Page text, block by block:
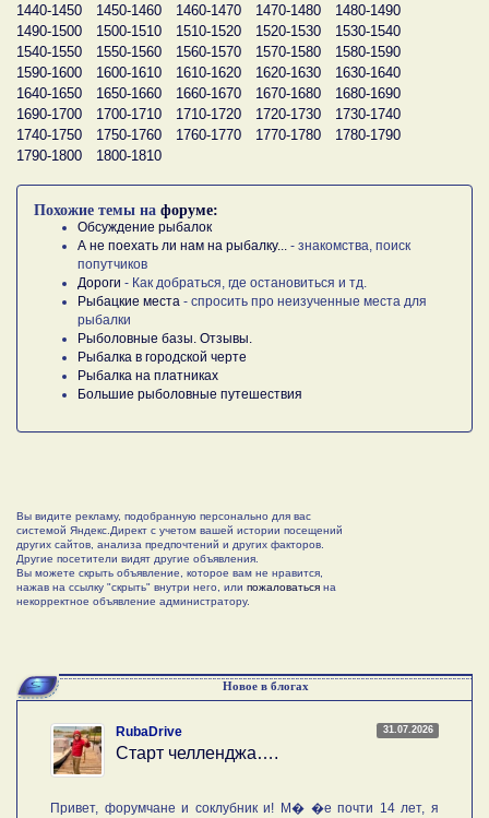
1440-1450
1450-1460 1460-1470 1470-1480
1480-1490
1490-1500
1500-1510 1510-1520 1520-1530
1530-1540
1540-1550
1550-1560 1560-1570 1570-1580
1580-1590
1590-1600
1600-1610 1610-1620 1620-1630
1630-1640
1640-1650
1650-1660 1660-1670 1670-1680
1680-1690
1690-1700
1700-1710 1710-1720 1720-1730
1730-1740
1740-1750
1750-1760 1760-1770 1770-1780
1780-1790
1790-1800
1800-1810
Похожие темы на форуме:
Обсуждение рыбалок
А не поехать ли нам на рыбалку... - знакомства, поиск
попутчиков
Дороги - Как добраться, где остановиться и тд.
Рыбацкие места - спросить про неизученные места для
рыбалки
Рыболовные базы. Отзывы.
Рыбалка в городской черте
Рыбалка на платниках
Большие рыболовные путешествия
Вы видите рекламу, подобранную персонально для вас
системой Яндекс.Директ с учетом вашей истории посещений
других сайтов, анализа предпочтений и других факторов.
Другие посетители видят другие объявления.
Вы можете скрыть объявление, которое вам не нравится,
нажав на ссылку "скрыть" внутри него, или пожаловаться на
некорректное объявление администратору.
Новое в блогах
31.07.2026
RubaDrive
Старт челленджа….
Привет, форумчане и соклубник и! М� �е почти 14 лет, я